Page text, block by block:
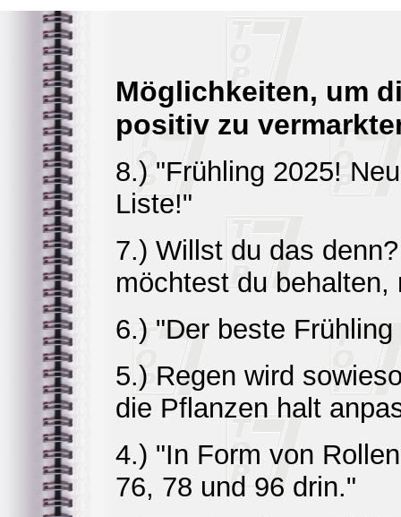
Möglichkeiten, um
positiv zu
8.) "Frühling 2025!
Liste!"
7.) Willst du das
möchtest du
6.) "Der beste
5.) Regen wird
die Pflanzen halt
4.) "In Form von
76, 78 und 96 drin."